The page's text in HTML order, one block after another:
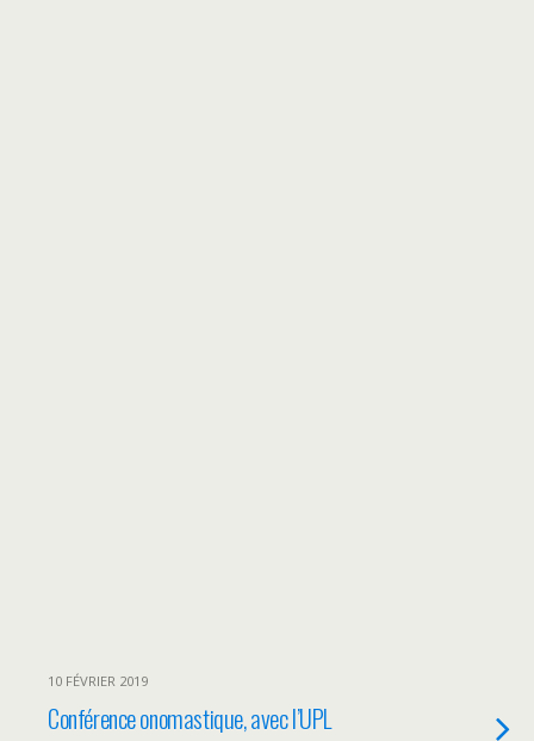
10 FÉVRIER 2019
Conférence onomastique, avec l’UPL